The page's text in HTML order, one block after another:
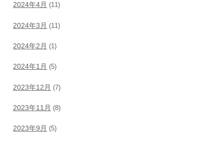
2024年4月 (11)
2024年3月 (11)
2024年2月 (1)
2024年1月 (5)
2023年12月 (7)
2023年11月 (8)
2023年9月 (5)